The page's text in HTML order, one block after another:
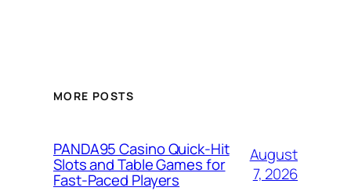
MORE POSTS
PANDA95 Casino Quick‑Hit
Slots and Table Games for
Fast‑Paced Players
August
7, 2026